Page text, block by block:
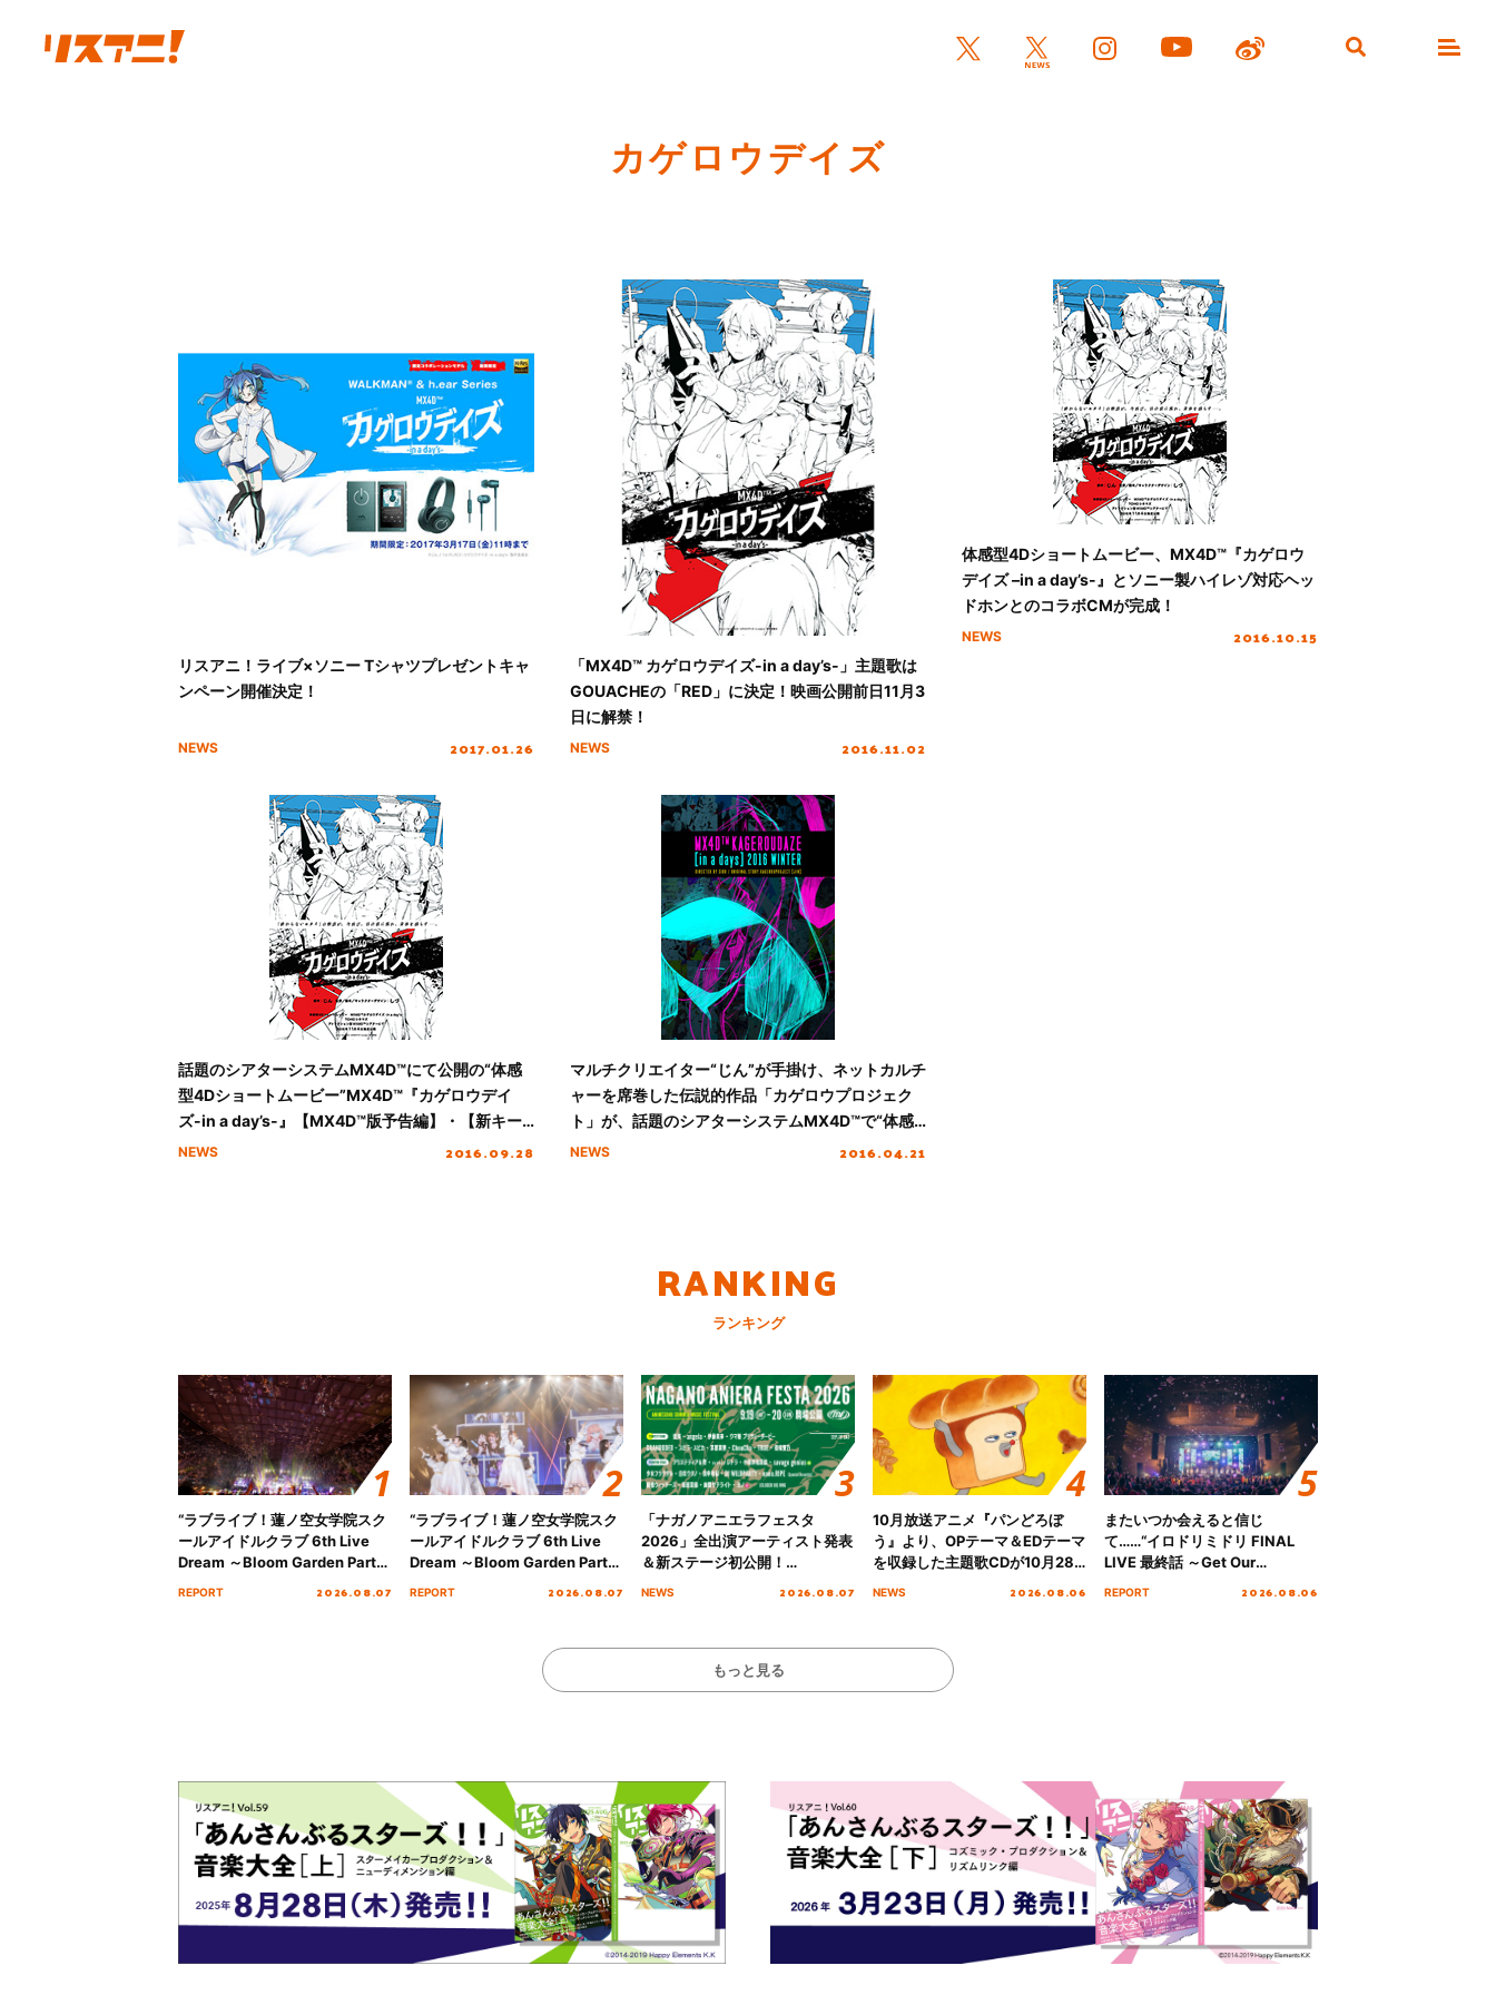
カゲロウデイズ
リスアニ！ライブ×ソニー Tシャツプレゼントキャ
ンペーン開催決定！
NEWS 2017.01.26
「MX4D™ カゲロウデイズ-in a day’s-」主題歌は
GOUACHEの「RED」に決定！映画公開前日11月3
日に解禁！
NEWS 2016.11.02
体感型4Dショートムービー、MX4D™『カゲロウ
デイズ –in a day’s-』とソニー製ハイレゾ対応ヘッ
ドホンとのコラボCMが完成！
NEWS 2016.10.15
話題のシアターシステムMX4D™にて公開の“体感
型4Dショートムービー”MX4D™『カゲロウデイ
ズ-in a day’s-』【MX4D™版予告編】・【新キー
ビジュアル】が遂に公開！
NEWS 2016.09.28
マルチクリエイター“じん”が手掛け、ネットカルチ
ャーを席巻した伝説的作品「カゲロウプロジェク
ト」が、話題のシアターシステムMX4D™で“体感
型４Dショートムービー”『カゲロウデイズ-in a
NEWS 2016.04.21
RANKING
ランキング
“ラブライブ！蓮ノ空女学院スク
ールアイドルクラブ 6th Live
Dream ～Bloom Garden Party
REPORT 2026.08.07
“ラブライブ！蓮ノ空女学院スク
ールアイドルクラブ 6th Live
Dream ～Bloom Garden Party
REPORT 2026.08.07
「ナガノアニエラフェスタ
2026」全出演アーティスト発表
＆新ステージ初公開！
NEWS 2026.08.07
10月放送アニメ『パンどろぼ
う』より、OPテーマ＆EDテーマ
を収録した主題歌CDが10月28
NEWS 2026.08.06
またいつか会えると信じ
て……“イロドリミドリ FINAL
LIVE 最終話 ～Get Our
REPORT 2026.08.06
もっと見る